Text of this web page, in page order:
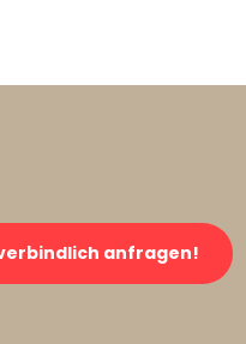
anfragen!